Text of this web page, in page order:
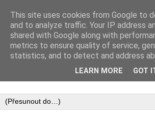
Inspirujte se tím, co píší posluchači kurzů
This site uses cookies from Google to
and to analyze traffic. Your IP address
shared with Google along with
metrics to ensure quality of service,
statistics, and to detect and address
LEARN MORE GOT